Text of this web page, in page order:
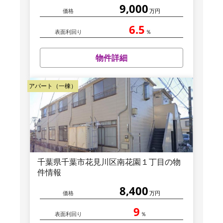
価格 9,000 万円
表面利回り 6.5 ％
物件詳細
アパート（一棟）
千葉県千葉市花見川区南花園１丁目の物
件情報
価格 8,400 万円
表面利回り 9 ％